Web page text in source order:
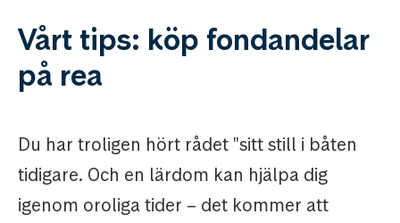
Vårt tips: köp fondandelar
på rea
Du har troligen hört rådet "sitt still i båten
tidigare. Och en lärdom kan hjälpa dig
igenom oroliga tider – det kommer att